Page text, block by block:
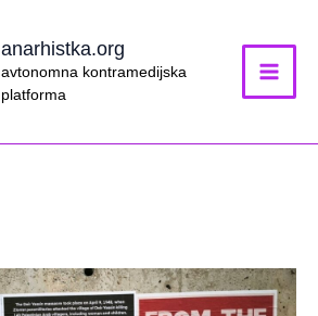
anarhistka.org
avtonomna kontramedijska
platforma